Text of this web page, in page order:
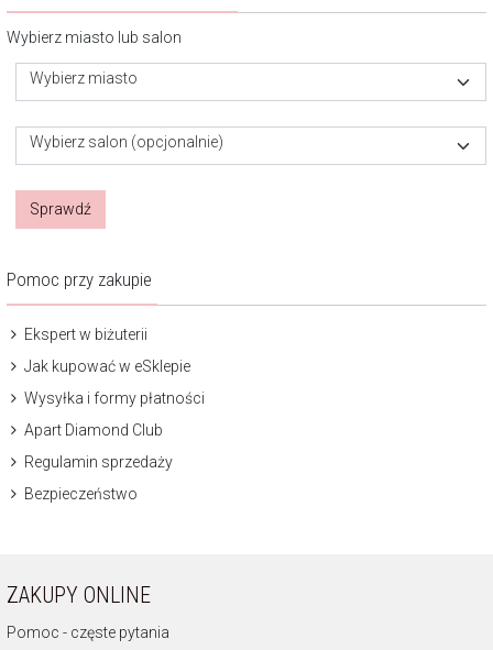
Wybierz miasto lub salon
Wybierz miasto
Wybierz salon (opcjonalnie)
Sprawdź
Pomoc przy zakupie
Ekspert w biżuterii
Jak kupować w eSklepie
Wysyłka i formy płatności
Apart Diamond Club
Regulamin sprzedaży
Bezpieczeństwo
ZAKUPY ONLINE
Pomoc - częste pytania